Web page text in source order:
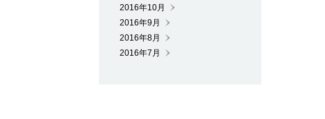
2016年10月
2016年9月
2016年8月
2016年7月